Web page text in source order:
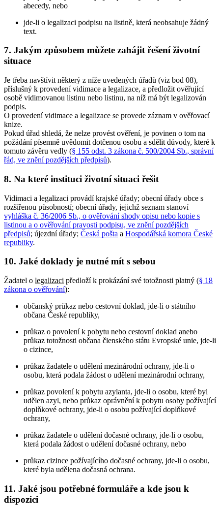
abecedy, nebo
jde-li o legalizaci podpisu na listině, která neobsahuje žádný
text.
7. Jakým způsobem můžete zahájit řešení životní
situace
Je třeba navštívit některý z níže uvedených úřadů (viz bod 08),
příslušný k provedení vidimace a legalizace, a předložit ověřující
osobě vidimovanou listinu nebo listinu, na níž má být legalizován
podpis.
O provedení vidimace a legalizace se provede záznam v ověřovací
knize.
Pokud úřad shledá, že nelze provést ověření, je povinen o tom na
požádání písemně uvědomit dotčenou osobu a sdělit důvody, které k
tomuto závěru vedly (§ 155 odst. 3 zákona č. 500/2004 Sb., správní
řád, ve znění pozdějších předpisů).
8. Na které instituci životní situaci řešit
Vidimaci a legalizaci provádí krajské úřady; obecní úřady obce s
rozšířenou působností; obecní úřady, jejichž seznam stanoví
vyhláška č. 36/2006 Sb., o ověřování shody opisu nebo kopie s
listinou a o ověřování pravosti podpisu, ve znění pozdějších
předpisů; újezdní úřady; Česká pošta a Hospodářská komora České
republiky.
10. Jaké doklady je nutné mít s sebou
Žadatel o legalizaci předloží k prokázání své totožnosti platný (§ 18
zákona o ověřování):
občanský průkaz nebo cestovní doklad, jde-li o státního
občana České republiky,
průkaz o povolení k pobytu nebo cestovní doklad anebo
průkaz totožnosti občana členského státu Evropské unie, jde-li
o cizince,
průkaz žadatele o udělení mezinárodní ochrany, jde-li o
osobu, která podala žádost o udělení mezinárodní ochrany,
průkaz povolení k pobytu azylanta, jde-li o osobu, které byl
udělen azyl, nebo průkaz oprávnění k pobytu osoby požívající
doplňkové ochrany, jde-li o osobu požívající doplňkové
ochrany,
průkaz žadatele o udělení dočasné ochrany, jde-li o osobu,
která podala žádost o udělení dočasné ochrany, nebo
průkaz cizince požívajícího dočasné ochrany, jde-li o osobu,
které byla udělena dočasná ochrana.
11. Jaké jsou potřebné formuláře a kde jsou k
dispozici